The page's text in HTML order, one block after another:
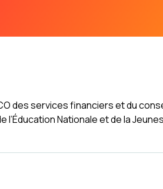
des services financiers et du
Nationale et de la